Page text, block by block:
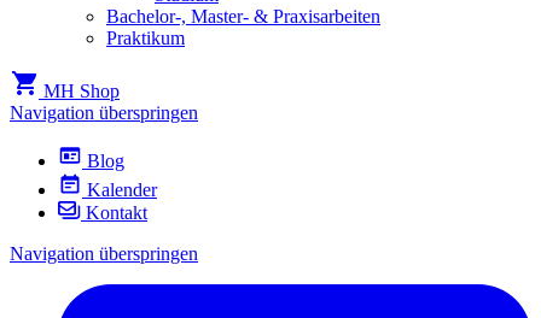
Bachelor-, Master- & Praxisarbeiten
Praktikum
MH Shop
Navigation überspringen
Blog
Kalender
Kontakt
Navigation überspringen